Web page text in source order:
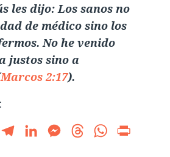
les dijo: Los sanos no
de médico sino los
No he venido
justos sino a
Marcos 2:17).
TelegramLinkedInMessengerThreadsWhatsApp